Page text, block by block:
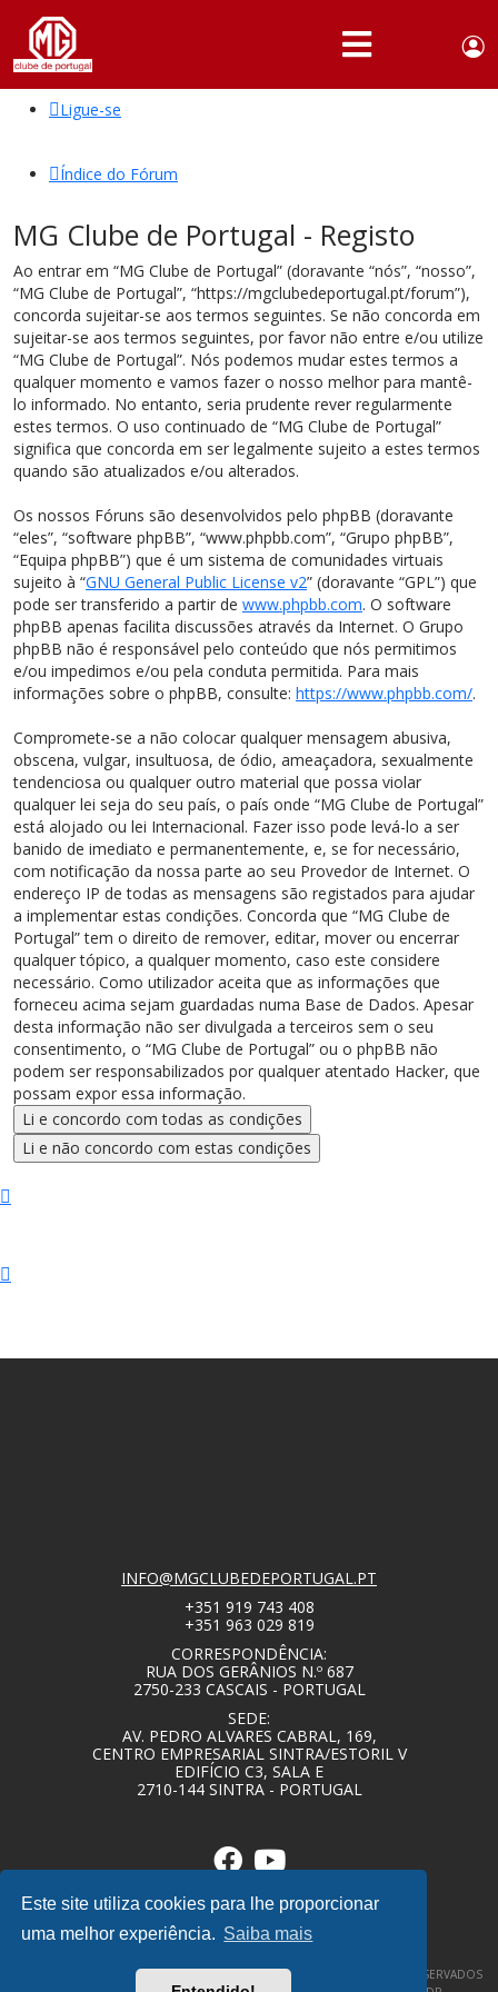
Este site utiliza cookies para lhe proporcionar
uma melhor experiência. Saiba mais
Portuguese,
English
QUEM
SÓCIOS
ATIVIDADES
NOTÍCIAS
FÓRUM
MARCA
MG
Ligue-se
Índice do Fórum
MG Clube de Portugal - Registo
Ao entrar em “MG Clube de Portugal” (doravante “nós”, “nosso”,
“MG Clube de Portugal”, “https://mgclubedeportugal.pt/forum”),
concorda sujeitar-se aos termos seguintes. Se não concorda em
sujeitar-se aos termos seguintes, por favor não entre e/ou utilize
“MG Clube de Portugal”. Nós podemos mudar estes termos a
qualquer momento e vamos fazer o nosso melhor para mantê-
lo informado. No entanto, seria prudente rever regularmente
estes termos. O uso continuado de “MG Clube de Portugal”
significa que concorda em ser legalmente sujeito a estes termos
quando são atualizados e/ou alterados.
Os nossos Fóruns são desenvolvidos pelo phpBB (doravante
“eles”, “software phpBB”, “www.phpbb.com”, “Grupo phpBB”,
“Equipa phpBB”) que é um sistema de comunidades virtuais
sujeito à “GNU General Public License v2” (doravante “GPL”) que
pode ser transferido a partir de www.phpbb.com. O software
phpBB apenas facilita discussões através da Internet. O Grupo
phpBB não é responsável pelo conteúdo que nós permitimos
e/ou impedimos e/ou pela conduta permitida. Para mais
informações sobre o phpBB, consulte: https://www.phpbb.com/.
Compromete-se a não colocar qualquer mensagem abusiva,
obscena, vulgar, insultuosa, de ódio, ameaçadora, sexualmente
tendenciosa ou qualquer outro material que possa violar
qualquer lei seja do seu país, o país onde “MG Clube de Portugal”
está alojado ou lei Internacional. Fazer isso pode levá-lo a ser
banido de imediato e permanentemente, e, se for necessário,
com notificação da nossa parte ao seu Provedor de Internet. O
endereço IP de todas as mensagens são registados para ajudar
a implementar estas condições. Concorda que “MG Clube de
Portugal” tem o direito de remover, editar, mover ou encerrar
qualquer tópico, a qualquer momento, caso este considere
necessário. Como utilizador aceita que as informações que
forneceu acima sejam guardadas numa Base de Dados. Apesar
desta informação não ser divulgada a terceiros sem o seu
consentimento, o “MG Clube de Portugal” ou o phpBB não
podem ser responsabilizados por qualquer atentado Hacker, que
possam expor essa informação.
INFO@MGCLUBEDEPORTUGAL.PT
+351 919 743 408
+351 963 029 819
CORRESPONDÊNCIA:
RUA DOS GERÂNIOS N.º 687
2750-233 CASCAIS - PORTUGAL
SEDE:
AV. PEDRO ALVARES CABRAL, 169,
CENTRO EMPRESARIAL SINTRA/ESTORIL V
EDIFÍCIO C3, SALA E
2710-144 SINTRA - PORTUGAL
© COPYRIGHT 2020 – MG CLUBE DE PORTUGAL – TODOS OS DIREITOS RESERVADOS